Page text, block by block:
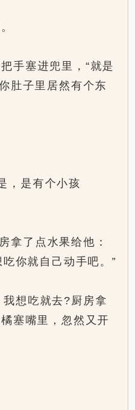
手塞进兜里，“就是
肚子里居然有个东
，是有个小孩
拿了点水果给他：
你就自己动手吧。”
想吃就去?厨房拿
塞嘴里，忽然又开